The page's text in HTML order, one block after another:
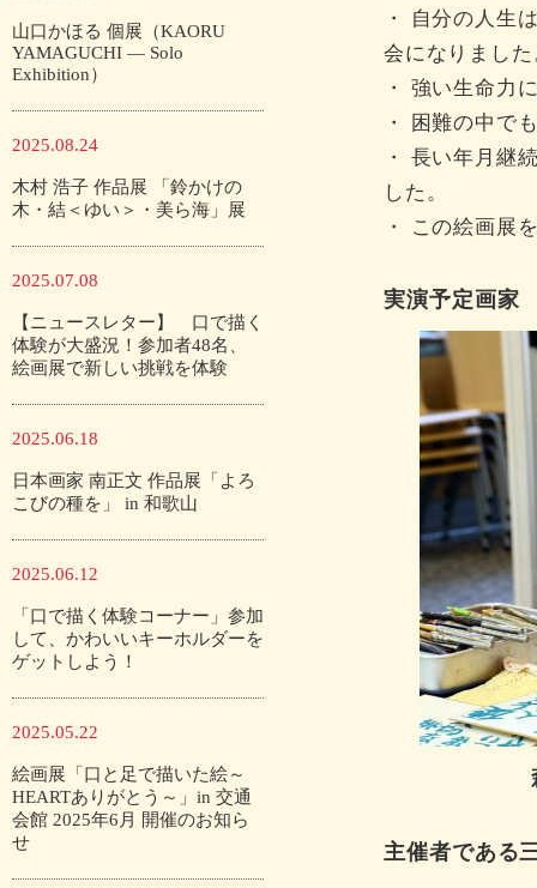
山口かほる 個展（KAORU
YAMAGUCHI — Solo
Exhibition）
2025.08.24
木村 浩子 作品展 「鈴かけの
木・結＜ゆい＞・美ら海」展
2025.07.08
【ニュースレター】 口で描く
体験が大盛況！参加者48名、
絵画展で新しい挑戦を体験
2025.06.18
日本画家 南正文 作品展「よろ
こびの種を」 in 和歌山
2025.06.12
「口で描く体験コーナー」参加
して、かわいいキーホルダーを
ゲットしよう！
2025.05.22
絵画展「口と足で描いた絵～
HEARTありがとう～」in 交通
会館 2025年6月 開催のお知ら
せ
・ 自分の人生
会になりまし
・ 強い生命力
・ 困難の中で
・ 長い年月継
した。
・ この絵画展
実演予定画家
主催者である